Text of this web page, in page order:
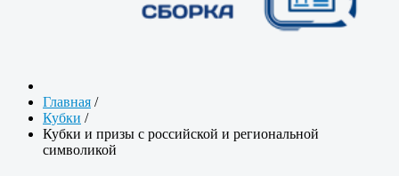
Главная /
Кубки /
Кубки и призы с российской и региональной
символикой